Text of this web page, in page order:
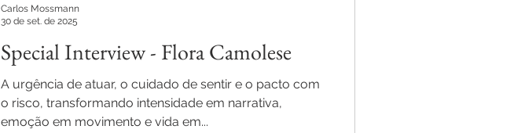
Special Interview - Flora Camolese
A urgência de atuar, o cuidado de sentir e o pacto com
o risco, transformando intensidade em narrativa,
emoção em movimento e vida em...
Carlos Mossmann
30 de set. de 2025